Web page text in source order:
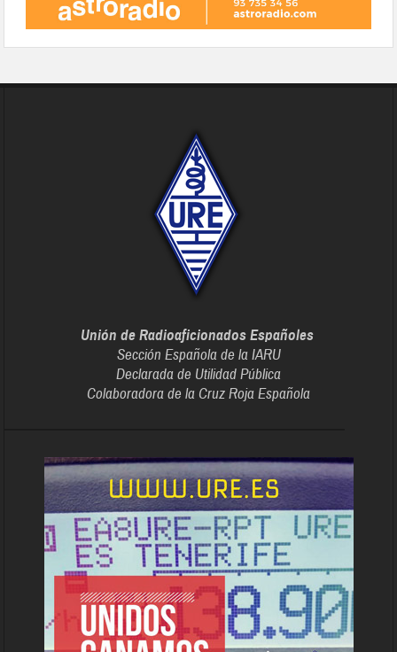
Unión de Radioaficionados Españoles
Sección Española de la IARU
Declarada de Utilidad Pública
Colaboradora de la Cruz Roja Española